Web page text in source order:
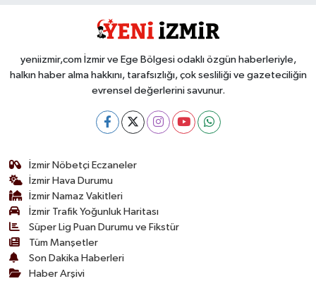
yeniizmir,com İzmir ve Ege Bölgesi odaklı özgün haberleriyle,
halkın haber alma hakkını, tarafsızlığı, çok sesliliği ve gazeteciliğin
evrensel değerlerini savunur.
İzmir Nöbetçi Eczaneler
İzmir Hava Durumu
İzmir Namaz Vakitleri
İzmir Trafik Yoğunluk Haritası
Süper Lig Puan Durumu ve Fikstür
Tüm Manşetler
Son Dakika Haberleri
Haber Arşivi